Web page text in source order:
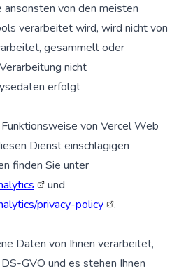
von den meisten
verarbeitet wird, wird nicht von
gesammelt oder
nicht
erfolgt
von Vercel Web
Dienst einschlägigen
finden Sie unter
und
privacy-policy
.
Daten von Ihnen verarbeitet,
GVO und es stehen Ihnen